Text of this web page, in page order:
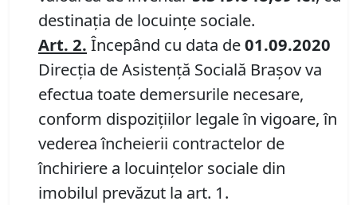
destinaţia de locuinţe sociale.
Art. 2. Începând cu data de01.09.2020
Direcția de Asistenţă Socială Brașov va
efectua toate demersurile necesare,
conform dispoziţiilor legale în vigoare, în
vederea încheierii contractelor de
închiriere a locuinţelor sociale din
imobilul prevăzut la art. 1.